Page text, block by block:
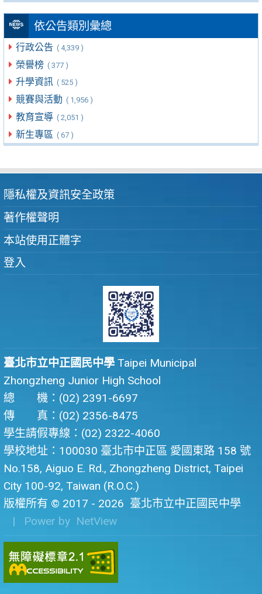
依公告類別彙總
行政公告 ( 4,339 )
榮譽榜 ( 377 )
升學資訊 ( 525 )
競賽與活動 ( 1,956 )
教育宣導 ( 2,051 )
新生專區 ( 67 )
隱私權及資訊安全政策
著作權聲明
本站使用正體字
登入
臺北市立中正國民中學 Taipei Municipal
Zhongzheng Junior High School
總 機：(02) 2391-6697
傳 真：(02) 2356-8475
學生請假專線：(02) 2322-4060
學校地址：100030 臺北市中正區 愛國東路 158 號
No.158, Aiguo E. Rd., Zhongzheng District, Taipei
City 100-92, Taiwan (R.O.C.)
版權所有 © 2017 - 2026 臺北市立中正國民中學
| Power by NetView